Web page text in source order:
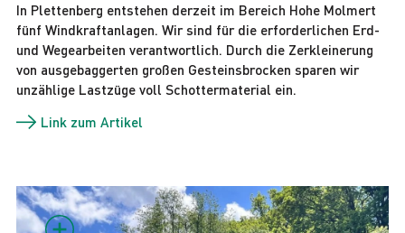
In Plettenberg entstehen derzeit im Bereich Hohe Molmert
fünf Windkraftanlagen. Wir sind für die erforderlichen Erd-
und Wegearbeiten verantwortlich. Durch die Zerkleinerung
von ausgebaggerten großen Gesteinsbrocken sparen wir
unzählige Lastzüge voll Schottermaterial ein.
Link zum Artikel